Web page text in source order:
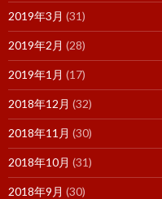
2019年3月 (31)
2019年2月 (28)
2019年1月 (17)
2018年12月 (32)
2018年11月 (30)
2018年10月 (31)
2018年9月 (30)